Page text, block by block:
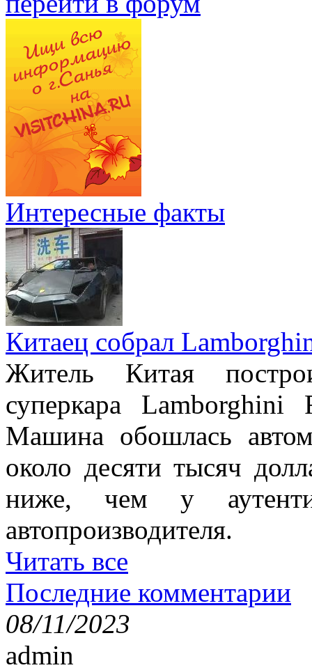
Интересные факты
Китаец собрал
Житель Китая
суперкара Lamborghini
Машина обошлась
около десяти тысяч
ниже, чем у
автопроизводителя.
Читать все
Последние комментарии
08/11/2023
admin